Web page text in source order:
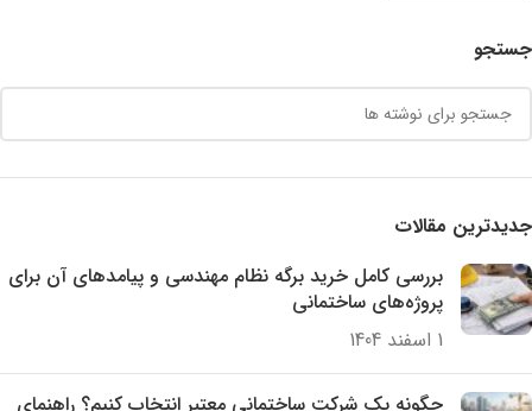
جستجو
جدیدترین مقالات
بررسی کامل خرید برگه نظام مهندسی و پیامدهای آن برای
پروژه‌های ساختمانی
1 اسفند 1404
چگونه یک شرکت ساختمانی معتبر انتخاب کنیم؟ راهنمای